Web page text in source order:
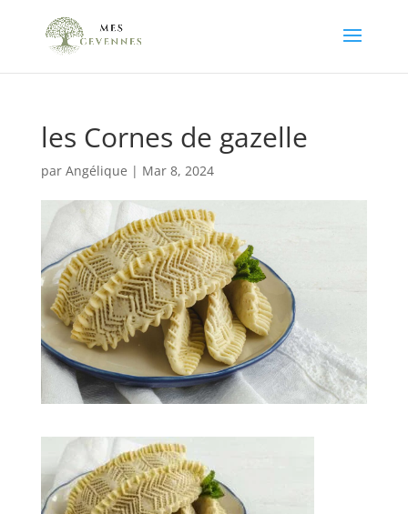
les Cornes de gazelle
par Angélique | Mar 8, 2024